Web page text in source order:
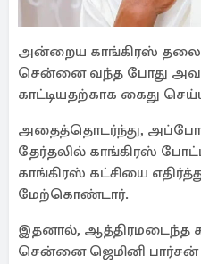
அன்றைய காங்கிரஸ்
சென்னை வந்த போது
காட்டியதற்காக கைது
அதைத்தொடர்ந்து,
தேர்தலில் காங்கிரஸ்
காங்கிரஸ் கட்சியை
மேற்கொண்டார்.
இதனால், ஆத்திரமடைந்த
சென்னை ஜெமினி